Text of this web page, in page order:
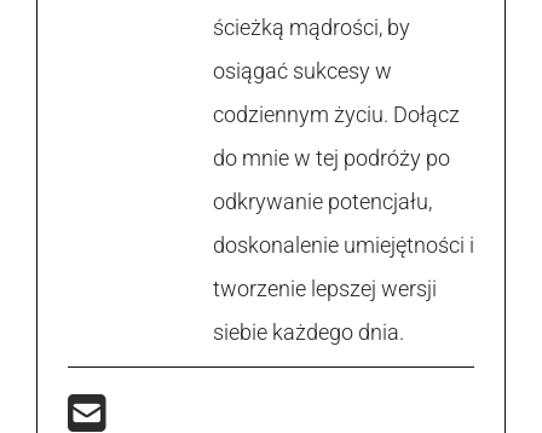
ścieżką mądrości, by
osiągać sukcesy w
codziennym życiu. Dołącz
do mnie w tej podróży po
odkrywanie potencjału,
doskonalenie umiejętności i
tworzenie lepszej wersji
siebie każdego dnia.